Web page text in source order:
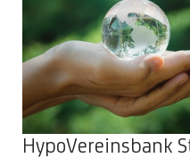
HypoVereinsbank